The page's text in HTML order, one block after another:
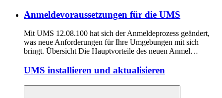
Anmeldevoraussetzungen für die UMS
Mit UMS 12.08.100 hat sich der Anmeldeprozess geändert,
was neue Anforderungen für Ihre Umgebungen mit sich
bringt. Übersicht Die Hauptvorteile des neuen Anmel…
UMS installieren und aktualisieren